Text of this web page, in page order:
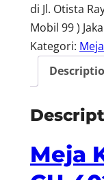
di Jl. Otista
Mobil 99 )
Kategori:
Meja